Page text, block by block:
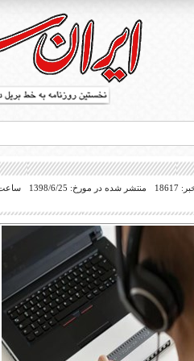
بریل در جهان
منتشر شده در مورخ: 1398/6/25 ساعت: